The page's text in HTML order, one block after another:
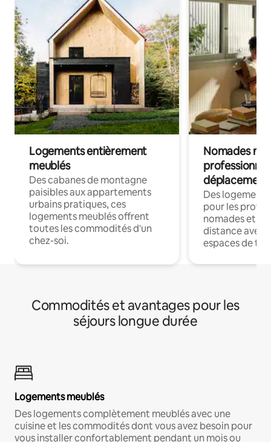
Logements entièrement
meublés
Des cabanes de montagne
paisibles aux appartements
urbains pratiques, ces
logements meublés offrent
toutes les commodités d'un
chez-soi.
Nomades
déplacement
Des
pour les
nomades et
distance avec
espaces de
Commodités et avantages pour les
séjours longue durée
Logements meublés
Des logements complètement meublés avec une
cuisine et les commodités dont vous avez besoin pour
vous installer confortablement pendant un mois ou